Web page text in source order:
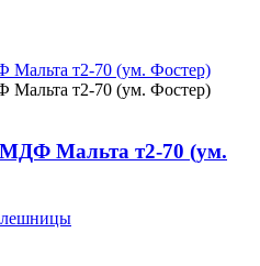
Мальта т2-70 (ум.